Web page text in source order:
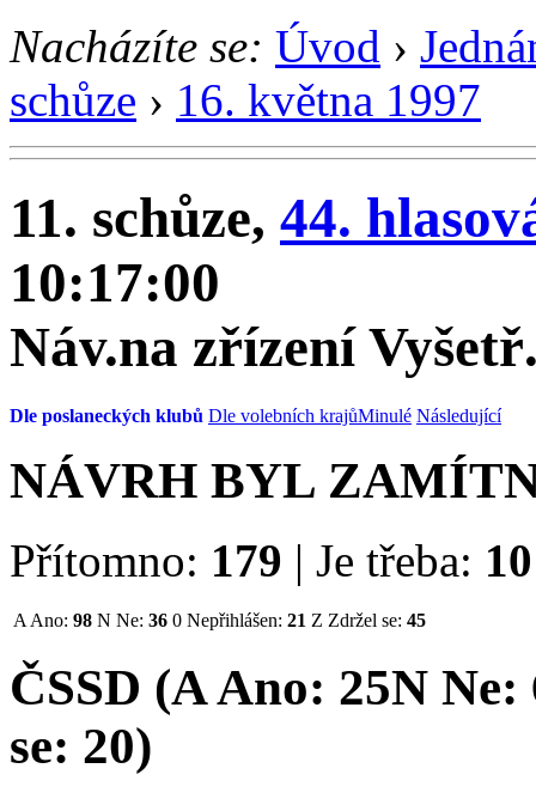
Nacházíte se: Úvod ›
schůze › 16. května 1997
11. schůze, 44.
10:17:00
Náv.na zřízení
Dle poslaneckých klubů Dle volebních krajůMinulé Následující
NÁVRH BYL
Přítomno: 179 | Je třeba:
A Ano: 98 N Ne: 36 0 Nepřihlášen: 21 Z Zdržel se: 45
ČSSD (AAno: 25N Ne:
se: 20)